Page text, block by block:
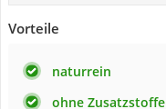
Vorteile
naturrein
ohne Zusatzstoffe